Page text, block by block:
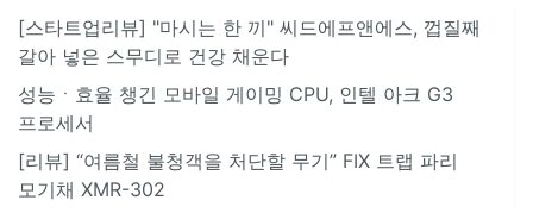
[스타트업리뷰] "마시는 한 끼" 씨드에프앤에스, 껍질째
갈아 넣은 스무디로 건강 채운다
성능ㆍ효율 챙긴 모바일 게이밍 CPU, 인텔 아크 G3
프로세서
[리뷰] “여름철 불청객을 처단할 무기” FIX 트랩 파리
모기채 XMR-302